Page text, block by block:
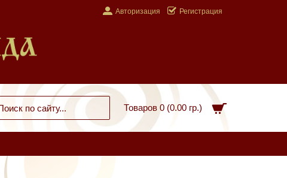
Авторизация Регистрация
Товаров 0 (0.00 гр.)